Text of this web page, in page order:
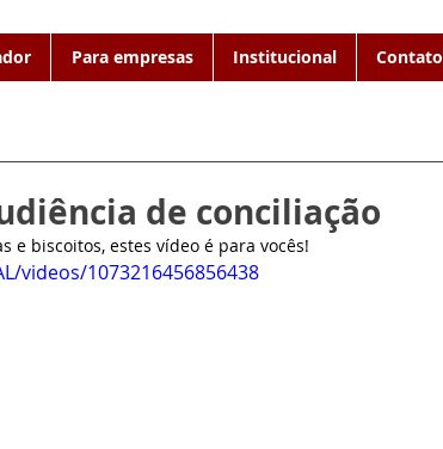
Para empresas Institucional Contato
de conciliação
e biscoitos, estes vídeo é para vocês!
videos/1073216456856438